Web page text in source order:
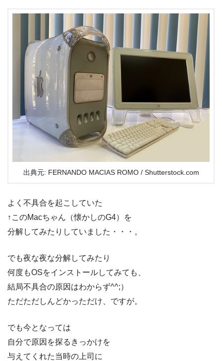
出典元: FERNANDO MACIAS ROMO / Shutterstock.com
よく不具合を起こしていた
↑このMacちゃん（懐かしのG4）を
分解してみたりしていました・・・。
でも夜な夜な分解してみたり
何度もOSをインストールしてみても、
結局不具合の原因はわからず^^;）
ただただしんどかっただけ、ですが。
でも今となっては
自分で原因を探るきっかけを
与えてくれた当時の上司に